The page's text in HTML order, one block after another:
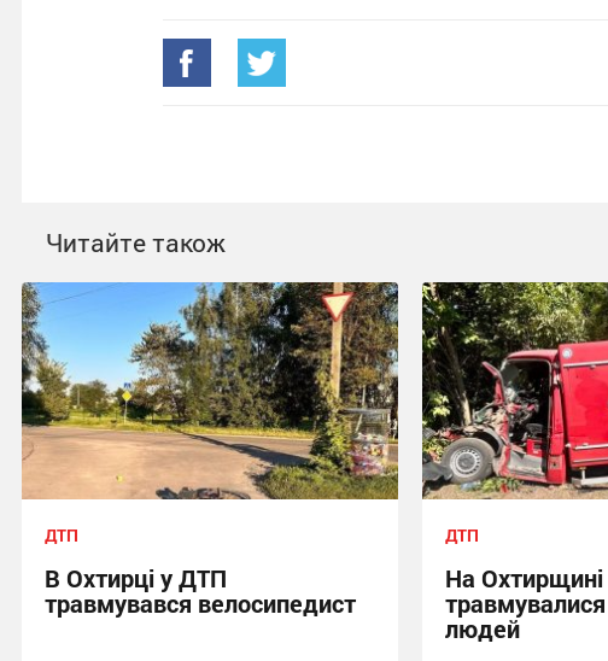
Читайте також
ДТП
В Охтирці у ДТП
травмувався велосипедист
ДТП
На
людей